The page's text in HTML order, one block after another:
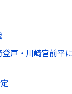
戸・川崎宮前平